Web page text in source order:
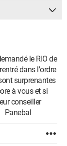
le RIO de
dans l'ordre
surprenantes
à vous et si
conseiller
Panebal